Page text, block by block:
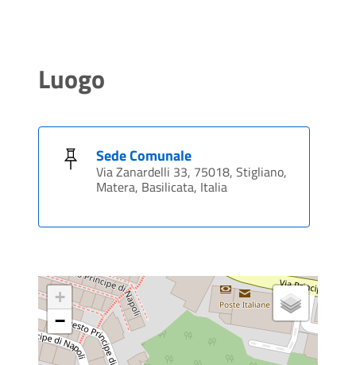
Luogo
Sede Comunale
Via Zanardelli 33, 75018, Stigliano,
Matera, Basilicata, Italia
+
−